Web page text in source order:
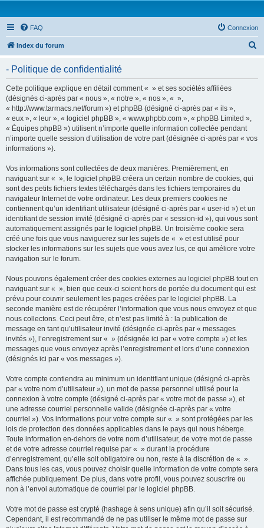
FAQ Connexion
Index du forum
- Politique de confidentialité
Cette politique explique en détail comment « » et ses sociétés affiliées
(désignés ci-après par « nous », « notre », « nos », « »,
« http://www.tarmacs.net/forum ») et phpBB (désigné ci-après par « ils »,
« eux », « leur », « logiciel phpBB », « www.phpbb.com », « phpBB Limited »,
« Équipes phpBB ») utilisent n’importe quelle information collectée pendant
n’importe quelle session d’utilisation de votre part (désignée ci-après par « vos
informations »).
Vos informations sont collectées de deux manières. Premièrement, en
naviguant sur « », le logiciel phpBB créera un certain nombre de cookies, qui
sont des petits fichiers textes téléchargés dans les fichiers temporaires du
navigateur Internet de votre ordinateur. Les deux premiers cookies ne
contiennent qu’un identifiant utilisateur (désigné ci-après par « user-id ») et un
identifiant de session invité (désigné ci-après par « session-id »), qui vous sont
automatiquement assignés par le logiciel phpBB. Un troisième cookie sera
créé une fois que vous naviguerez sur les sujets de « » et est utilisé pour
stocker les informations sur les sujets que vous avez lus, ce qui améliore votre
navigation sur le forum.
Nous pouvons également créer des cookies externes au logiciel phpBB tout en
naviguant sur « », bien que ceux-ci soient hors de portée du document qui est
prévu pour couvrir seulement les pages créées par le logiciel phpBB. La
seconde manière est de récupérer l’information que vous nous envoyez et que
nous collectons. Ceci peut être, et n’est pas limité à : la publication de
message en tant qu’utilisateur invité (désignée ci-après par « messages
invités »), l’enregistrement sur « » (désignée ici par « votre compte ») et les
messages que vous envoyez après l’enregistrement et lors d’une connexion
(désignés ici par « vos messages »).
Votre compte contiendra au minimum un identifiant unique (désigné ci-après
par « votre nom d’utilisateur »), un mot de passe personnel utilisé pour la
connexion à votre compte (désigné ci-après par « votre mot de passe »), et
une adresse courriel personnelle valide (désignée ci-après par « votre
courriel »). Vos informations pour votre compte sur « » sont protégées par les
lois de protection des données applicables dans le pays qui nous héberge.
Toute information en-dehors de votre nom d’utilisateur, de votre mot de passe
et de votre adresse courriel requise par « » durant la procédure
d’enregistrement, qu’elle soit obligatoire ou non, reste à la discrétion de « ».
Dans tous les cas, vous pouvez choisir quelle information de votre compte sera
affichée publiquement. De plus, dans votre profil, vous pouvez souscrire ou
non à l’envoi automatique de courriel par le logiciel phpBB.
Votre mot de passe est crypté (hashage à sens unique) afin qu’il soit sécurisé.
Cependant, il est recommandé de ne pas utiliser le même mot de passe sur